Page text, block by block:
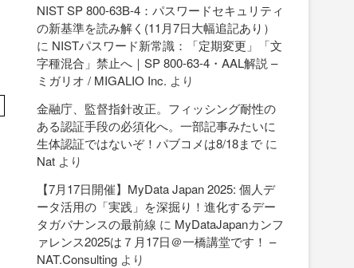
NIST SP 800-63B-4：パスワードセキュリティ
の新基準を読み解く(11月7日大幅追記あり）
に NISTパスワード新常識：「定期変更」「文
字種混合」禁止へ｜SP 800-63-4・AAL解説 –
ミガリオ / MIGALIO Inc. より
金融庁、監督指針改正。フィッシング耐性の
ある認証手段の必須化へ。一部記事みたいに
生体認証ではないぞ！パブコメは8/18まで に
Nat より
【7月17日開催】MyData Japan 2025: 個人デ
ータ活用の「実践」を深掘り！進化するデー
タガバナンスの最前線 に MyDataJapanカンフ
ァレンス2025は７月17日＠一橋講堂です！ –
NAT.Consulting より